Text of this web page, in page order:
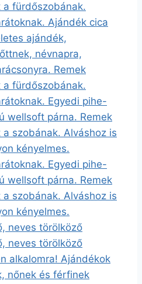
a fürdőszobának.
Ajándék cica
ajándék,
névnapra,
Remek
a fürdőszobának.
Egyedi pihe-
wellsoft párna. Remek
szobának. Alváshoz is
kényelmes.
Egyedi pihe-
wellsoft párna. Remek
szobának. Alváshoz is
kényelmes.
neves törölköző
neves törölköző
alkalomra! Ajándékok
nőnek és férfinek